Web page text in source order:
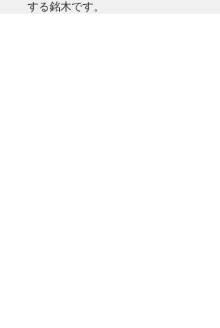
する銘木です。